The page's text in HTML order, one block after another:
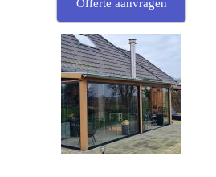
Offerte aanvragen